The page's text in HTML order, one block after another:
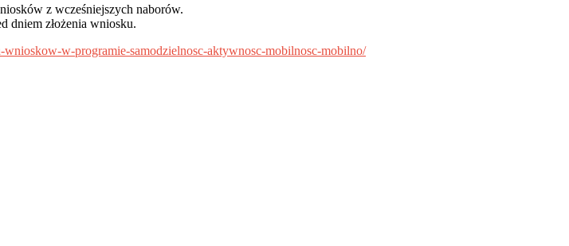
z wcześniejszych naborów.
dniem złożenia wniosku.
w-programie-samodzielnosc-aktywnosc-mobilnosc-mobilno/